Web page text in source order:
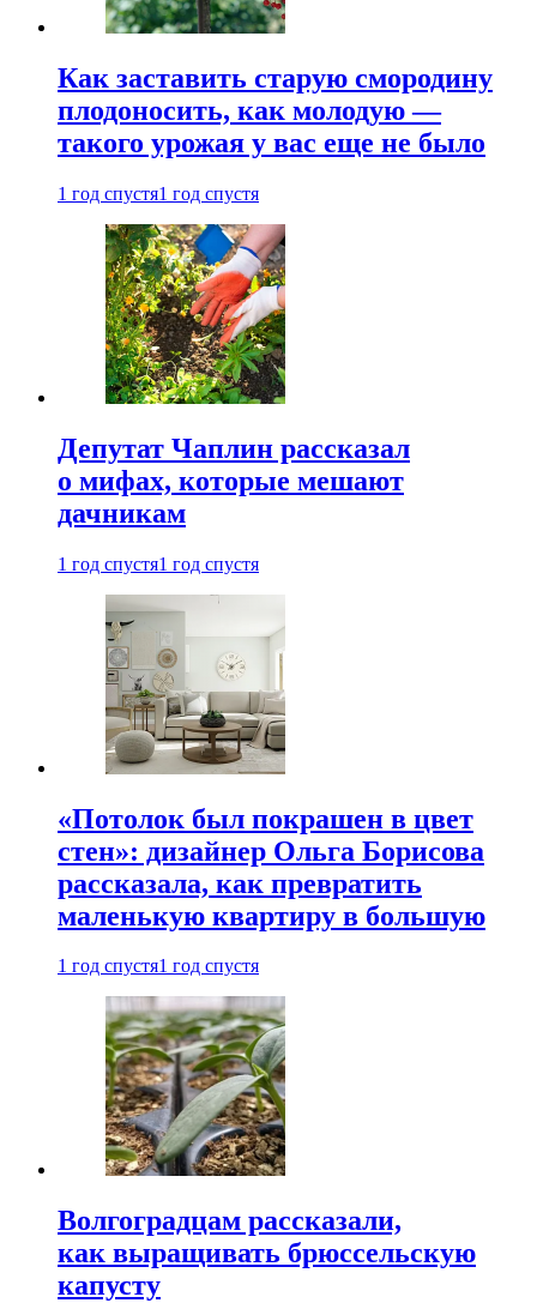
Как заставить старую смородину
плодоносить, как молодую —
такого урожая у вас еще не было
1 год спустя1 год спустя
Депутат Чаплин рассказал
о мифах, которые мешают
дачникам
1 год спустя1 год спустя
«Потолок был покрашен в цвет
стен»: дизайнер Ольга Борисова
рассказала, как превратить
маленькую квартиру в большую
1 год спустя1 год спустя
Волгоградцам рассказали,
как выращивать брюссельскую
капусту